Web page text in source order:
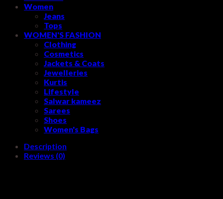
Women
Jeans
Tops
WOMEN'S FASHION
Clothing
Cosmetics
Jackets & Coats
Jewelleries
Kurtis
Lifestyle
Salwar kameez
Sarees
Shoes
Women's Bags
Description
Reviews (0)